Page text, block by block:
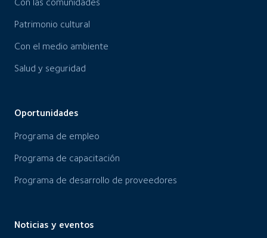
Patrimonio cultural
Con el medio ambiente
Salud y seguridad
Oportunidades
Programa de empleo
Programa de capacitación
Programa de desarrollo de proveedores
Noticias y eventos